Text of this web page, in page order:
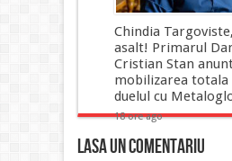
Chindia
asalt! Primarul
Cristian Stan
mobilizarea totala
duelul cu
18 ore ago
Lasa un comentariu